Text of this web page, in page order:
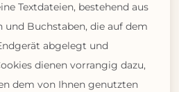
Textdateien, bestehend aus
und Buchstaben, die auf dem
abgelegt und
dienen vorrangig dazu,
dem von Ihnen genutzten